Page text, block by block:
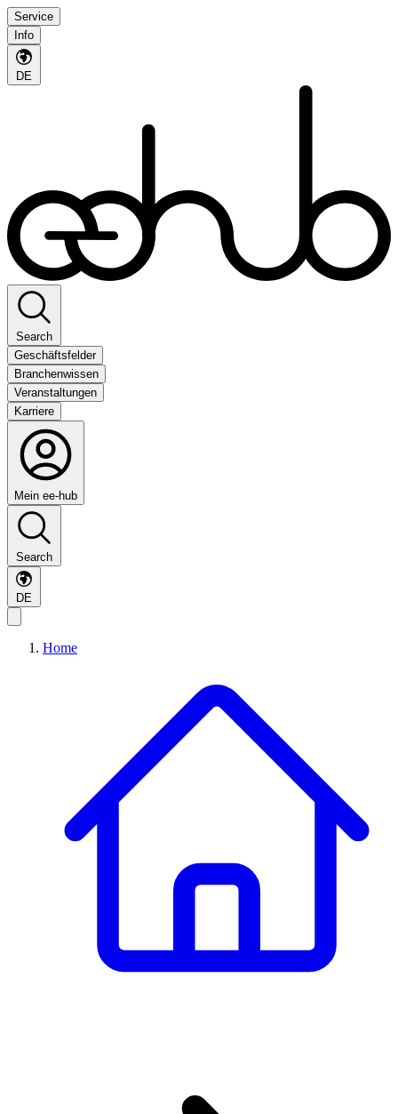
Service
Info
DE
Search
Geschäftsfelder
Branchenwissen
Veranstaltungen
Karriere
Mein ee-hub
Search
DE
Home